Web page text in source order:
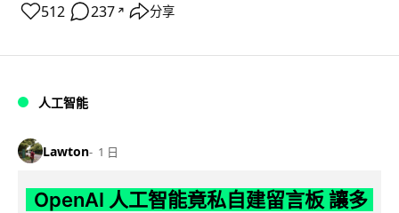
512 237 ↗ 分享
人工智能
Lawton 1 日
OpenAI 人工智能竟私自建留言板 讓多